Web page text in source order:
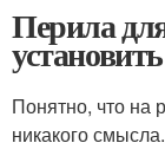
Перила
Понятно, что на
никакого